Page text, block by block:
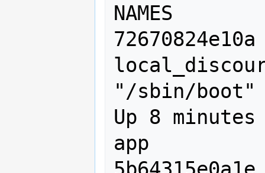
NAMES
72670824e10a
"/sbin/
Up 8 minutes
app